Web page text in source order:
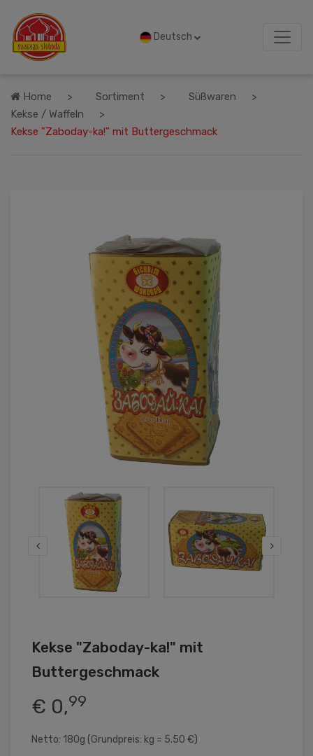
Deutsch
Home Sortiment
Süßwaren
Kekse / Waffeln
Kekse "Zaboday-ka!" mit Buttergeschmack
Kekse "Zaboday-ka!" mit
Buttergeschmack
€ 0,99
Netto: 180g (Grundpreis: kg = 5.50 €)